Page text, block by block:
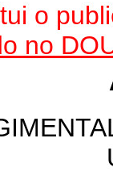
o
no